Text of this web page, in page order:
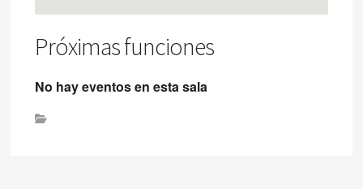
Próximas funciones
No hay eventos en esta sala